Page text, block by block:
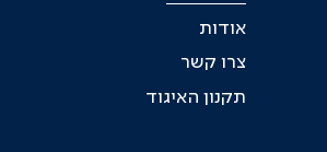
אודות
צרו קשר
תקנון האיגוד